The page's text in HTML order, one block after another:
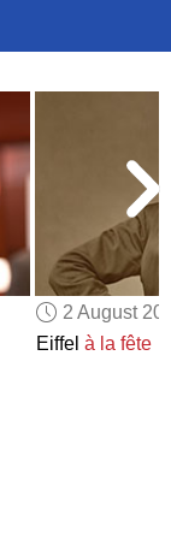
2 August
Eiffelà la fête